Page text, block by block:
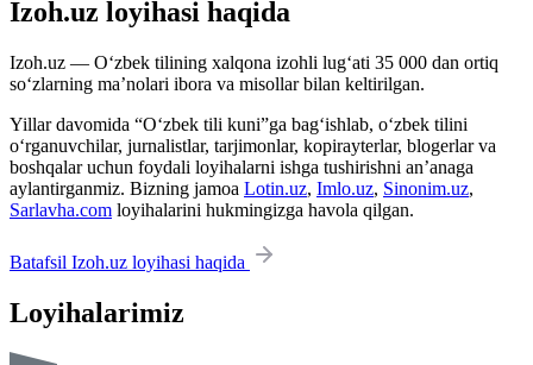
Izoh.uz loyihasi haqida
Izoh.uz — O‘zbek tilining xalqona izohli lug‘ati 35 000 dan ortiq
so‘zlarning ma’nolari ibora va misollar bilan keltirilgan.
Yillar davomida “O‘zbek tili kuni”ga bag‘ishlab, o‘zbek tilini
o‘rganuvchilar, jurnalistlar, tarjimonlar, kopirayterlar, blogerlar va
boshqalar uchun foydali loyihalarni ishga tushirishni an’anaga
aylantirganmiz. Bizning jamoa Lotin.uz, Imlo.uz, Sinonim.uz,
Sarlavha.com loyihalarini hukmingizga havola qilgan.
Batafsil Izoh.uz loyihasi haqida
Loyihalarimiz